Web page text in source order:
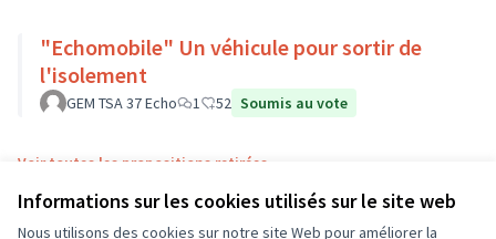
Informations sur les cookies utilisés sur le site web
Nous utilisons des cookies sur notre site Web pour améliorer la
"Echomobile" Un véhicule pour sortir de
l'isolement
GEM TSA 37 Echo 1 52 Soumis au vote
Voir toutes les propositions retirées